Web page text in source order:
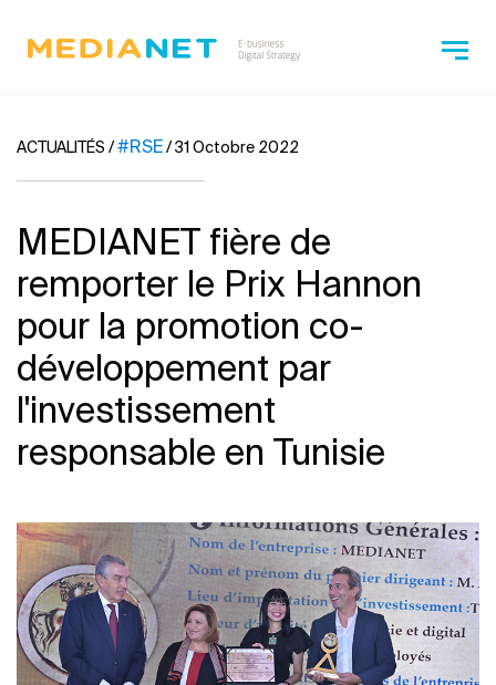
ACTUALITÉS /#RSE/31 Octobre 2022
MEDIANET fière de
remporter le Prix Hannon
pour la promotion co-
développement par
l'investissement
responsable en Tunisie